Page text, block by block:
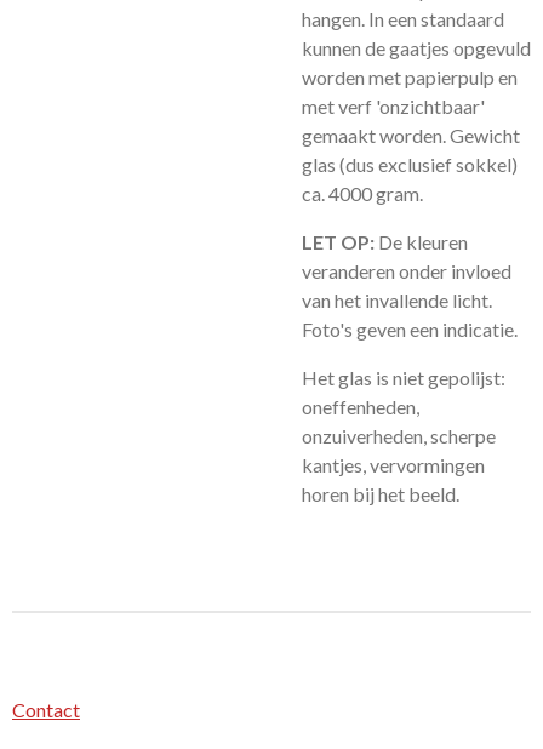
hangen. In een standaard
kunnen de gaatjes opgevuld
worden met papierpulp en
met verf 'onzichtbaar'
gemaakt worden. Gewicht
glas (dus exclusief sokkel)
ca. 4000 gram.
LET OP: De kleuren
veranderen onder invloed
van het invallende licht.
Foto's geven een indicatie.
Het glas is niet gepolijst:
oneffenheden,
onzuiverheden, scherpe
kantjes, vervormingen
horen bij het beeld.
Contact